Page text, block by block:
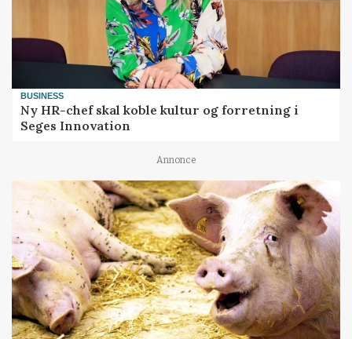
BUSINESS
Ny HR-chef skal koble kultur og forretning i
Seges Innovation
Annonce